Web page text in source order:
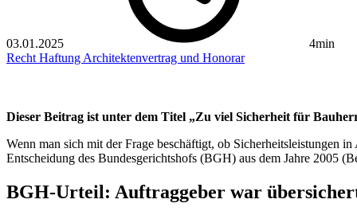
03.01.2025
4min
Recht Haftung Architektenvertrag und Honorar
Dieser Beitrag ist unter dem Titel „Zu viel ­Sicherheit für
Wenn man sich mit der Frage beschäftigt, ob Sicherheitsleistungen
Entscheidung des Bundesgerichtshofs (BGH) aus dem Jahre 2005
BGH-Urteil: Auftraggeber war